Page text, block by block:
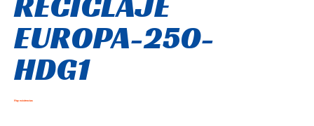
EUROPA-250-
HDG1
Hay existencias